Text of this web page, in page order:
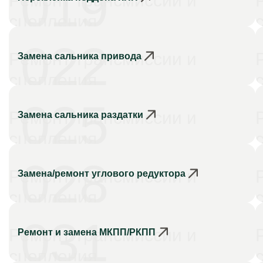
022
Ремонт трансмиссии и
Замена сальника привода
025
Ремонт трансмиссии и
Замена сальника раздатки
028
Ремонт трансмиссии и
Замена/ремонт углового редуктора
031
Ремонт трансмиссии и
Ремонт и замена МКПП/РКПП